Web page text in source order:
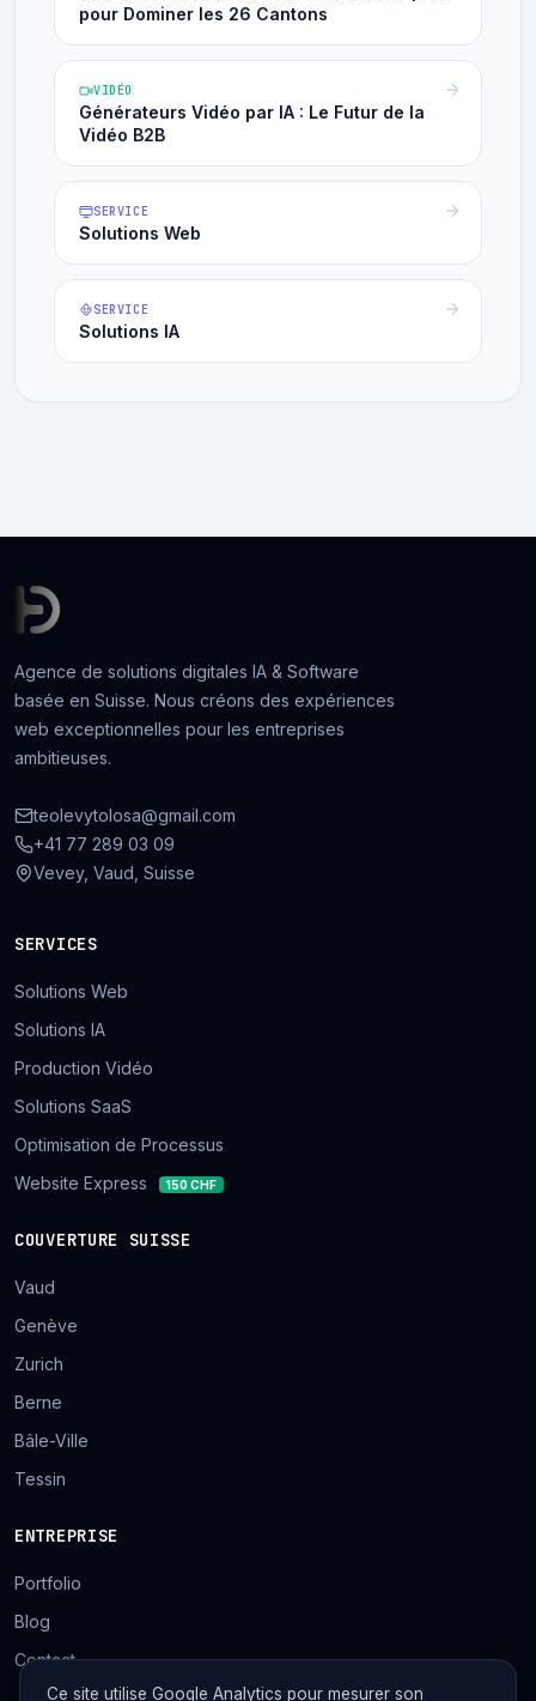
pour Dominer les 26 Cantons
VIDÉO
Générateurs Vidéo par IA : Le Futur de la
Vidéo B2B
SERVICE
Solutions Web
SERVICE
Solutions IA
Agence de solutions digitales IA & Software
basée en Suisse. Nous créons des expériences
web exceptionnelles pour les entreprises
ambitieuses.
teolevytolosa@gmail.com
+41 77 289 03 09
Vevey, Vaud, Suisse
SERVICES
Solutions Web
Solutions IA
Production Vidéo
Solutions SaaS
Optimisation de Processus
Website Express
150 CHF
COUVERTURE SUISSE
Vaud
Genève
Zurich
Berne
Bâle-Ville
Tessin
ENTREPRISE
Portfolio
Blog
Contact
Ce site utilise Google Analytics pour mesurer son